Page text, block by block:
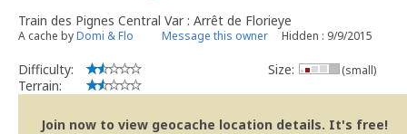
Train des Pignes Central Var : Arrêt de Florieye
A cache byDomi & Flo Message this owner Hidden : 9/9/2015
Difficulty:
Terrain:
Size: (small)
Join now to view geocache location details. It's free!